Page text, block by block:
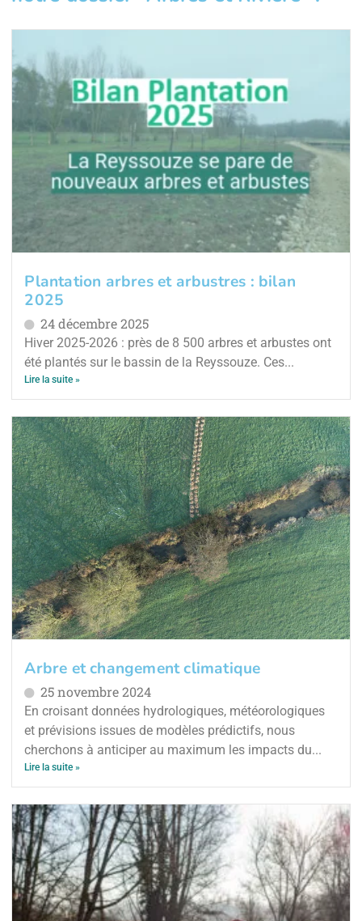
Plantation arbres et arbustres : bilan
2025
24 décembre 2025
Hiver 2025-2026 : près de 8 500 arbres et arbustes ont
été plantés sur le bassin de la Reyssouze. Ces...
Lire la suite »
Arbre et changement climatique
25 novembre 2024
En croisant données hydrologiques, météorologiques
et prévisions issues de modèles prédictifs, nous
cherchons à anticiper au maximum les impacts du...
Lire la suite »